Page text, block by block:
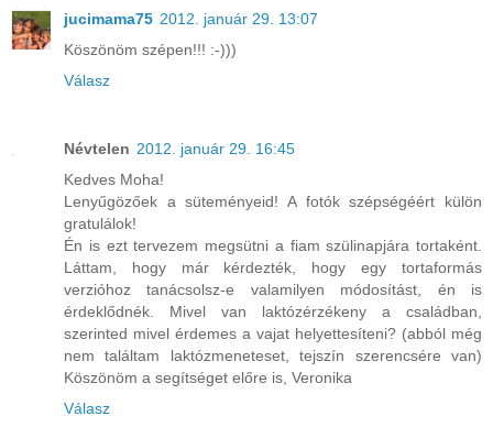
jucimama75 2012. január 29. 13:07
Köszönöm szépen!!! :-)))
Válasz
Névtelen 2012. január 29. 16:45
Kedves Moha!
Lenyűgözőek a süteményeid! A fotók szépségéért külön
gratulálok!
Én is ezt tervezem megsütni a fiam szülinapjára tortaként.
Láttam, hogy már kérdezték, hogy egy tortaformás
verzióhoz tanácsolsz-e valamilyen módosítást, én is
érdeklődnék. Mivel van laktózérzékeny a családban,
szerinted mivel érdemes a vajat helyettesíteni? (abból még
nem találtam laktózmeneteset, tejszín szerencsére van)
Köszönöm a segítséget előre is, Veronika
Válasz